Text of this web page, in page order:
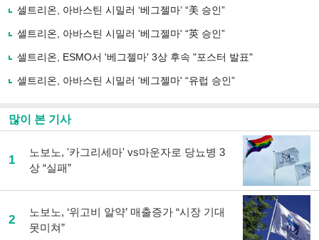
사
유
기
셀트리온, 아바스틴 시밀러 ‘베그젤마’ “美 승인”
셀트리온, 아바스틴 시밀러 '베그젤마' “英 승인”
셀트리온, ESMO서 '베그젤마' 3상 후속 "포스터 발표"
셀트리온, 아바스틴 시밀러 '베그젤마' “유럽 승인”
많이 본 기사
1
노보노, '카그리세마' vs마운자로 당뇨병 3
상 “실패”
2
노보노, ‘위고비 알약’ 매출증가 “시장 기대
못미쳐”